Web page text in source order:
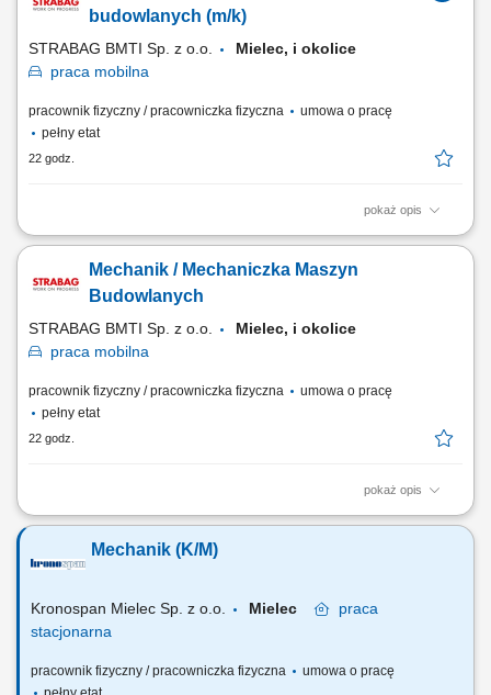
budowlanych (m/k)
STRABAG BMTI Sp. z o.o.
Mielec, i okolice
praca mobilna
pracownik fizyczny / pracowniczka fizyczna
umowa o pracę
pełny etat
22 godz.
pokaż opis
Twoja rola w STRABAG wykonywanie napraw i serwisów maszyn
wykonywanie napraw i serwisów drobnego sprzętu (m.in. zagęszczarki,
piły) prace modernizacyjne i konserwacyjne; dokonywanie przeglądów
Mechanik / Mechaniczka Maszyn
Budowlanych
STRABAG BMTI Sp. z o.o.
Mielec, i okolice
praca mobilna
pracownik fizyczny / pracowniczka fizyczna
umowa o pracę
pełny etat
22 godz.
pokaż opis
Opis stanowiska wykonywanie napraw i serwisowanie maszyn
walce; serwisowanie drobnego sprzętu, m.in. zagęszczarek i pilarek;
prowadzenie prac konserwacyjnych i modernizacyjnych maszyn;
Mechanik (K/M)
Kronospan Mielec Sp. z o.o. Mielec
praca
stacjonarna
pracownik fizyczny / pracowniczka fizyczna
umowa o pracę